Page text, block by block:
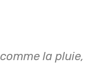
la pluie,